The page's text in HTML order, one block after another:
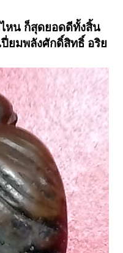
หน ก็สุดยอดดีทั้งสิ้น
ยมพลังศักดิ์สิทธิ์ อริย